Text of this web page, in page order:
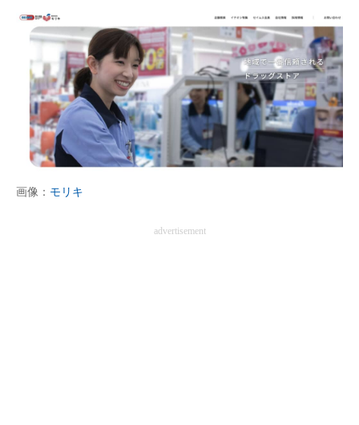
スマホと通信の最新トレンド
進化するPCとデバイスの未来
好きが集まる 比べて選べる
ビジネスと働き方のヒント
AI活用のいまが分かる
企業ITのトレンドを詳説
経営リーダーのコミュニティ
画像： モリキ
advertisement